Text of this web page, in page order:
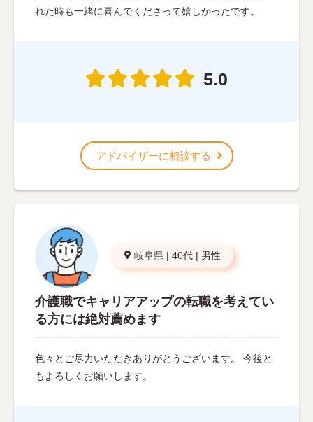
れた時も一緒に喜んでくださって嬉しかったです。
5.0
アドバイザーに相談する
岐阜県 | 40代 | 男性
介護職でキャリアアップの転職を考えてい
る方には絶対薦めます
色々とご尽力いただきありがとうございます。 今後と
もよろしくお願いします。